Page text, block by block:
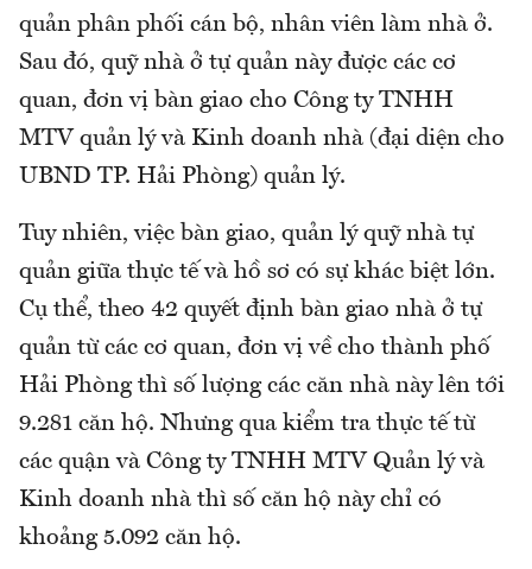
quản phân phối cán bộ, nhân viên làm nhà ở.
Sau đó, quỹ nhà ở tự quản này được các cơ
quan, đơn vị bàn giao cho Công ty TNHH
MTV quản lý và Kinh doanh nhà (đại diện cho
UBND TP. Hải Phòng) quản lý.
Tuy nhiên, việc bàn giao, quản lý quỹ nhà tự
quản giữa thực tế và hồ sơ có sự khác biệt lớn.
Cụ thể, theo 42 quyết định bàn giao nhà ở tự
quản từ các cơ quan, đơn vị về cho thành phố
Hải Phòng thì số lượng các căn nhà này lên tới
9.281 căn hộ. Nhưng qua kiểm tra thực tế từ
các quận và Công ty TNHH MTV Quản lý và
Kinh doanh nhà thì số căn hộ này chỉ có
khoảng 5.092 căn hộ.